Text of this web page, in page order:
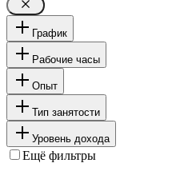
График
Рабочие часы
Опыт
Тип занятости
Уровень дохода
Ещё фильтры